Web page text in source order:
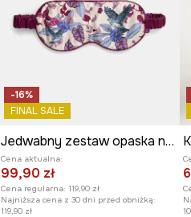
-16%
FINAL SALE
Jedwabny zestaw opaska na oczy i gumki do włosów z kolekcji Ilona Tambor x Medicine
Cena aktualna:
99,90 zł
Cena regularna: 119,90 zł
Najniższa cena z 30 dni przed obniżką:
119,90 zł